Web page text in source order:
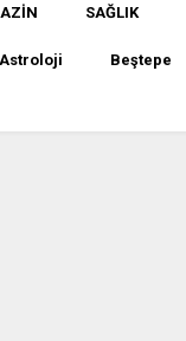
SAĞLIK
Astroloji Beştepe